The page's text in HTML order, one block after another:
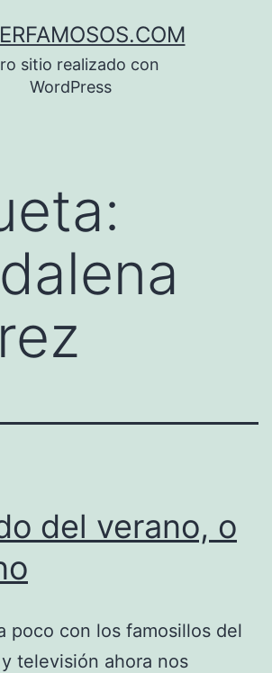
sitio realizado con
WordPress
del verano, o
poco con los famosillos del
televisión ahora nos